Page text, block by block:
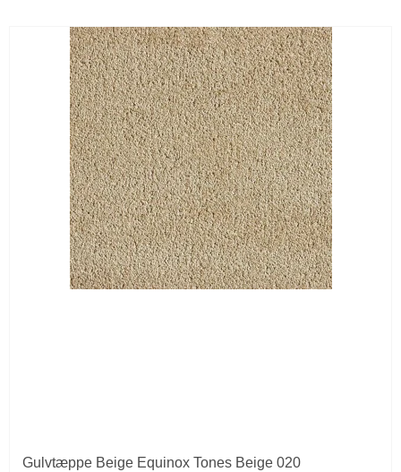
Gulvtæppe Beige Equinox Tones Beige 020